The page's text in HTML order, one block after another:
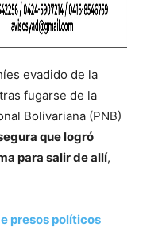
evadido de la
fugarse de la
Bolivariana (PNB)
que logró
para salir de allí,
presos políticos